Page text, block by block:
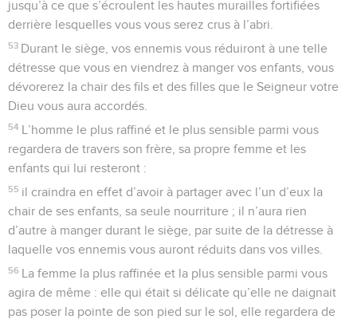
jusqu’à ce que s’écroulent les hautes murailles fortifiées
derrière lesquelles vous vous serez crus à l’abri.
53 Durant le siège, vos ennemis vous réduiront à une telle
détresse que vous en viendrez à manger vos enfants, vous
dévorerez la chair des fils et des filles que le Seigneur votre
Dieu vous aura accordés.
54 L’homme le plus raffiné et le plus sensible parmi vous
regardera de travers son frère, sa propre femme et les
enfants qui lui resteront :
55 il craindra en effet d’avoir à partager avec l’un d’eux la
chair de ses enfants, sa seule nourriture ; il n’aura rien
d’autre à manger durant le siège, par suite de la détresse à
laquelle vos ennemis vous auront réduits dans vos villes.
56 La femme la plus raffinée et la plus sensible parmi vous
agira de même : elle qui était si délicate qu’elle ne daignait
pas poser la pointe de son pied sur le sol, elle regardera de